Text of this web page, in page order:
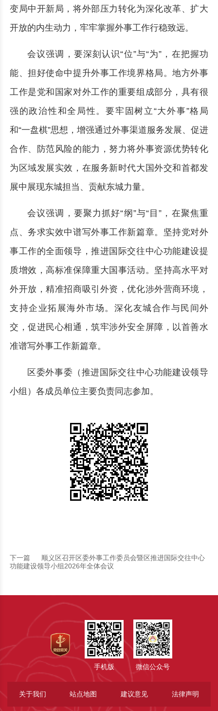
变局中开新局，将外部压力转化为深化改革、扩大
开放的内生动力，牢牢掌握外事工作行稳致远。
会议强调，要深刻认识“位”与“为”，在把握功
能、担好使命中提升外事工作境界格局。地方外事
工作是党和国家对外工作的重要组成部分，具有很
强的政治性和全局性。要牢固树立“大外事”格局
和“一盘棋”思想，增强通过外事渠道服务发展、促进
合作、防范风险的能力，努力将外事资源优势转化
为区域发展实效，在服务新时代大国外交和首都发
展中展现东城担当、贡献东城力量。
会议强调，要聚力抓好“纲”与“目”，在聚焦重
点、务求实效中谱写外事工作新篇章。坚持党对外
事工作的全面领导，推进国际交往中心功能建设提
质增效，高标准保障重大国事活动。坚持高水平对
外开放，精准招商吸引外资，优化涉外营商环境，
支持企业拓展海外市场。深化友城合作与民间外
交，促进民心相通，筑牢涉外安全屏障，以首善水
准谱写外事工作新篇章。
区委外事委（推进国际交往中心功能建设领导
小组）各成员单位主要负责同志参加。
下一篇
顺义区召开区委外事工作委员会暨区推进国际交往中心
功能建设领导小组2026年全体会议
手机版 微信公众号
关于我们 站点地图 建议意见 法律声明